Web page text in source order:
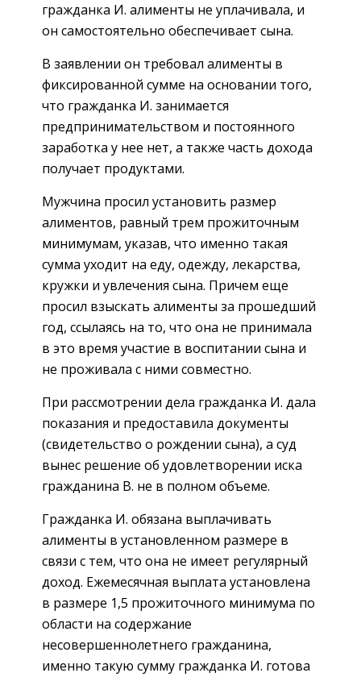
гражданка И. алименты не уплачивала, и
он самостоятельно обеспечивает сына.
В заявлении он требовал алименты в
фиксированной сумме на основании того,
что гражданка И. занимается
предпринимательством и постоянного
заработка у нее нет, а также часть дохода
получает продуктами.
Мужчина просил установить размер
алиментов, равный трем прожиточным
минимумам, указав, что именно такая
сумма уходит на еду, одежду, лекарства,
кружки и увлечения сына. Причем еще
просил взыскать алименты за прошедший
год, ссылаясь на то, что она не принимала
в это время участие в воспитании сына и
не проживала с ними совместно.
При рассмотрении дела гражданка И. дала
показания и предоставила документы
(свидетельство о рождении сына), а суд
вынес решение об удовлетворении иска
гражданина В. не в полном объеме.
Гражданка И. обязана выплачивать
алименты в установленном размере в
связи с тем, что она не имеет регулярный
доход. Ежемесячная выплата установлена
в размере 1,5 прожиточного минимума по
области на содержание
несовершеннолетнего гражданина,
именно такую сумму гражданка И. готова